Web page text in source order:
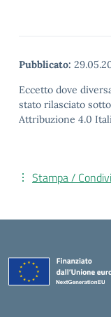
Pubblicato:
Eccetto dove
stato rilasciato
Attribuzione 4.0
Stampa /